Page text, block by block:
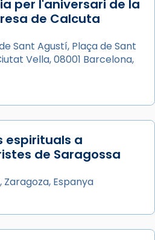
juliol, ha tingut lloc la
en agraïment al
de la visita apostòlica
a Barcelona, i als
el cardenal Joan
la missa i l’ha
auxiliar de Barcelona,
per l'aniversari de la
de Calcuta
Sant Agustí, Plaça de Sant
Vella, 08001 Barcelona,
espirituals a
de Saragossa
Zaragoza, Espanya